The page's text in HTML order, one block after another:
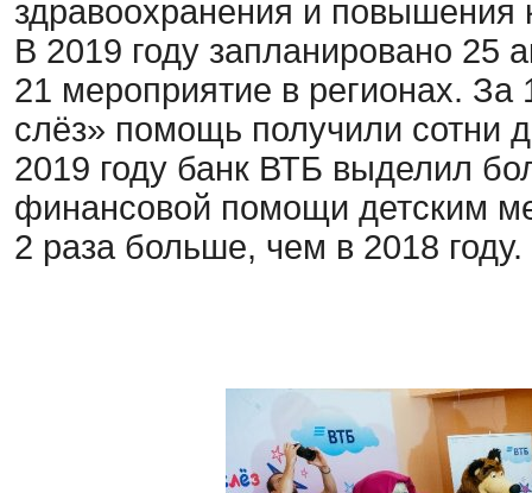
здравоохранения и
В 2019 году запланировано 25
21 мероприятие в регионах.
слёз» помощь получили сотни
2019 году банк ВТБ выделил
финансовой помощи детским
2 раза больше, чем в 2018 году.